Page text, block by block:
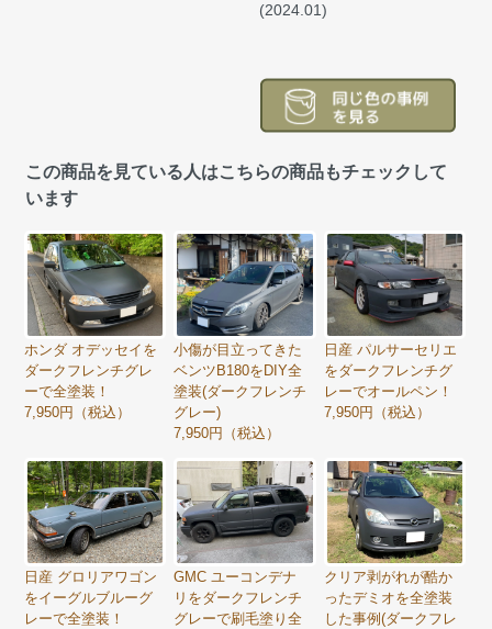
(2024.01)
この商品を見ている人はこちらの商品もチェックして
います
ホンダ オデッセイを
ダークフレンチグレ
ーで全塗装！
7,950円（税込）
小傷が目立ってきた
ベンツB180をDIY全
塗装(ダークフレンチ
グレー)
7,950円（税込）
日産 パルサーセリエ
をダークフレンチグ
レーでオールペン！
7,950円（税込）
日産 グロリアワゴン
をイーグルブルーグ
レーで全塗装！
GMC ユーコンデナ
リをダークフレンチ
グレーで刷毛塗り全
クリア剥がれが酷か
ったデミオを全塗装
した事例(ダークフレ